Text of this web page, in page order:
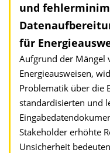
und
für
Aufgrund der Mängel
Energieausweisen,
Problematik über die
standardisierten und
Stakeholder erhöhte
Unsicherheit